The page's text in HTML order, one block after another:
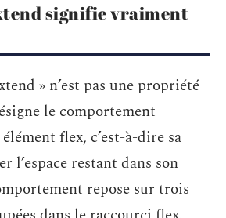
signifie vraiment
» n’est pas une propriété
le comportement
flex, c’est-à-dire sa
l’espace restant dans son
repose sur trois